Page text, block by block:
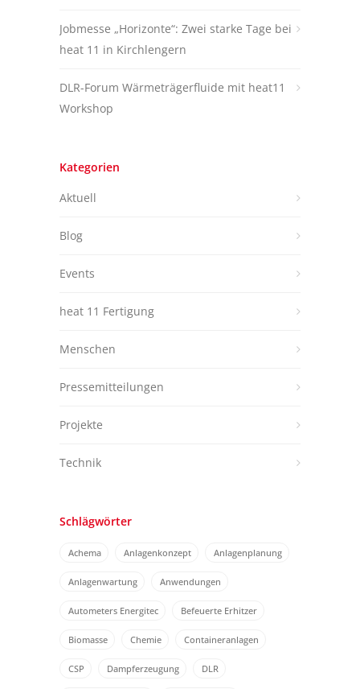
Jobmesse „Horizonte“: Zwei starke Tage bei
heat 11 in Kirchlengern
DLR-Forum Wärmeträgerfluide mit heat11
Workshop
Kategorien
Aktuell
Blog
Events
heat 11 Fertigung
Menschen
Pressemitteilungen
Projekte
Technik
Schlägwörter
Achema Anlagenkonzept Anlagenplanung
Anlagenwartung Anwendungen
Autometers Energitec Befeuerte Erhitzer
Biomasse Chemie Containeranlagen
CSP Dampferzeugung DLR